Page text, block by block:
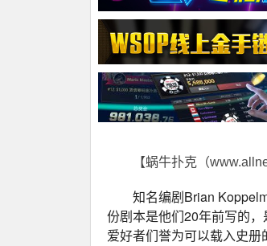
【蜗牛扑克（
知名编剧Brian
份剧本是他们20年前写的
爱好者们誉为可以载入史册